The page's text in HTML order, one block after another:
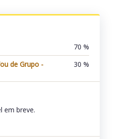
70 %
de Grupo -
30 %
em breve.